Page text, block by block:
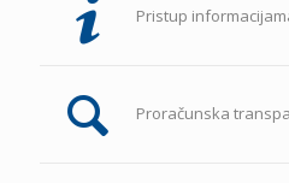
Pristup
Proračunska